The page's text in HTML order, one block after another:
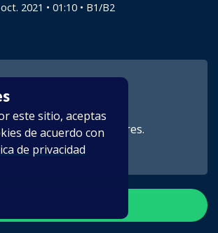
este sitio, aceptas
de acuerdo con
de privacidad
2021 • 01:10 • B1/B2
vídeo es para suscriptores.